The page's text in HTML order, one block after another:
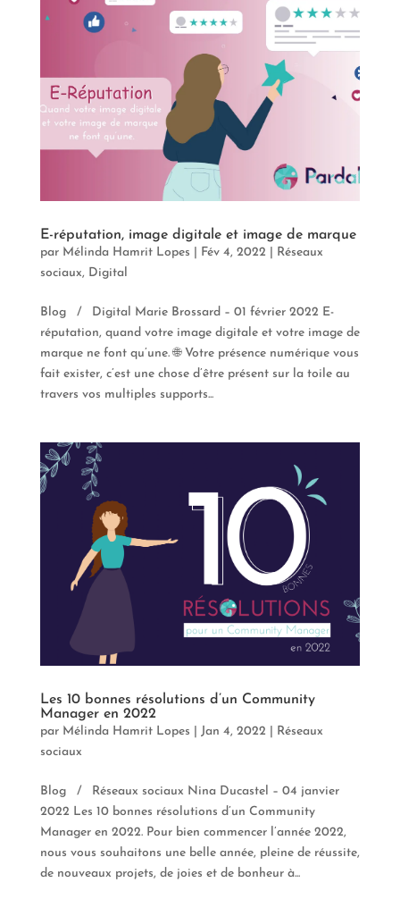
E-réputation, image digitale et image de marque
par Mélinda Hamrit Lopes Fév 4, 2022
Réseaux
sociaux, Digital
Blog / Digital Marie Brossard – 01 février 2022 E-
réputation, quand votre image digitale et votre image de
marque ne font qu’une. 🌐 Votre présence numérique vous
fait exister, c’est une chose d’être présent sur la toile au
travers vos multiples supports...
Les 10 bonnes résolutions d’un Community
Manager en 2022
par Mélinda Hamrit Lopes Jan 4, 2022
Réseaux
sociaux
Blog / Réseaux sociaux Nina Ducastel – 04 janvier
2022 Les 10 bonnes résolutions d’un Community
Manager en 2022. Pour bien commencer l’année 2022,
nous vous souhaitons une belle année, pleine de réussite,
de nouveaux projets, de joies et de bonheur à...